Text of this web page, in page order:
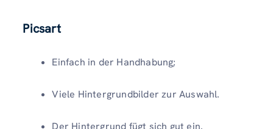
Picsart
Einfach in der Handhabung;
Viele Hintergrundbilder zur Auswahl.
Der Hintergrund fügt sich gut ein.